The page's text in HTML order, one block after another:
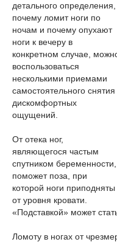
детального определения,
почему ломит ноги по
ночам и почему опухают
ноги к вечеру в
конкретном случае,
воспользоваться
несколькими приемами
самостоятельного снятия
дискомфортных
ощущений.
От отека ног,
являющегося частым
спутником беременности,
поможет поза, при
которой ноги приподняты
от уровня кровати.
«Подставкой» может
Ломоту в ногах от